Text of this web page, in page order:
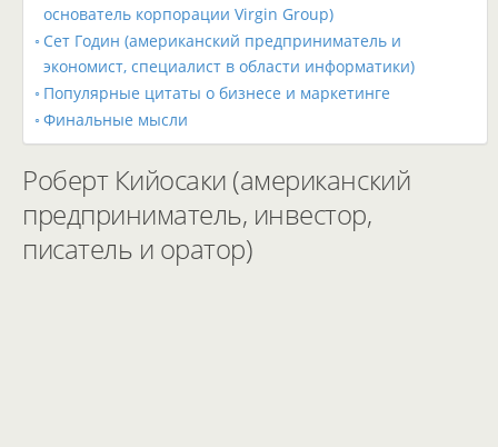
основатель корпорации Virgin Group)
Сет Годин (американский предприниматель и
экономист, специалист в области информатики)
Популярные цитаты о бизнесе и маркетинге
Финальные мысли
Роберт Кийосаки (американский
предприниматель, инвестор,
писатель и оратор)